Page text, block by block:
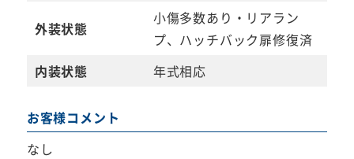
外装状態
小傷多数あり・リアラン
プ、ハッチバック扉修復済
内装状態
年式相応
お客様コメント
なし